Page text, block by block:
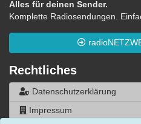
Alles für deinen Sender.
Komplette Radiosendungen.
Rechtliches
Datenschutzerklärung
Impressum